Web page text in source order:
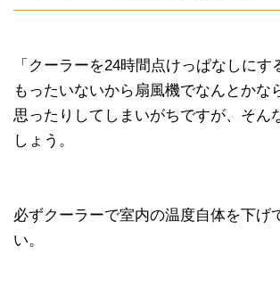
「クーラーを24時間点けっぱなしにす
もったいないから扇風機でなんとかな
思ったりしてしまいがちですが、そん
しょう。
必ずクーラーで室内の温度自体を下げ
い。